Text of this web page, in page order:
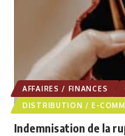
AFFAIRES / FINANCES
DISTRIBUTION / E-
Indemnisation de la